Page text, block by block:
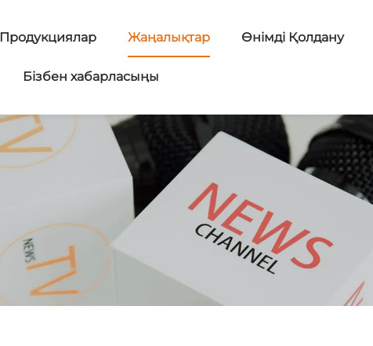
Продукциялар Жаңалықтар Өнімді Қолдану
Бізбен хабарласыңы